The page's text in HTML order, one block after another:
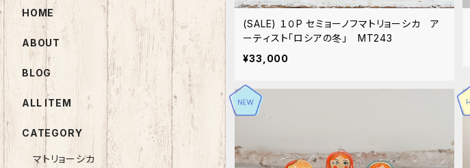
(SALE) １０P セミョーノフマトリョーシカ ア
ーティスト「ロシアの冬」 MT243
¥33,000
HOME
ABOUT
BLOG
ALL ITEM
CATEGORY
マトリョーシカ